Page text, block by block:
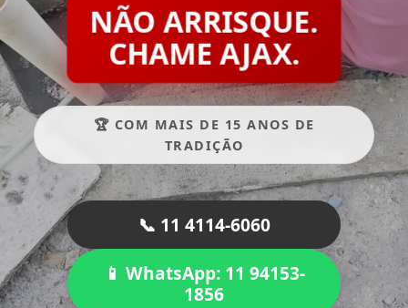
NÃO ARRISQUE.
CHAME AJAX.
🏆 COM MAIS DE 15 ANOS DE
TRADIÇÃO
📞 11 4114-6060
📱 WhatsApp: 11 94153-
1856